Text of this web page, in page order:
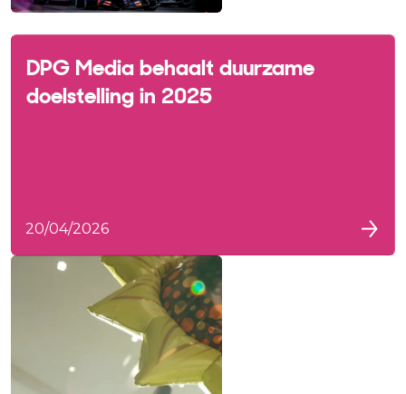
DPG Media behaalt duurzame
doelstelling in 2025
20/04/2026